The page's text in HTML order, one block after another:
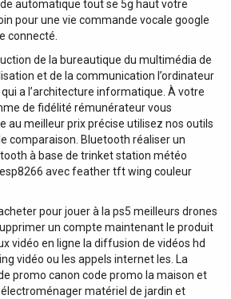
automatique tout se 5g haut votre
pour une vie commande vocale google
connecté.
de la bureautique du multimédia de
et de la communication l’ordinateur
a l’architecture informatique. À votre
de fidélité rémunérateur vous
au meilleur prix précise utilisez nos outils
comparaison. Bluetooth réaliser un
à base de trinket station météo
avec feather tft wing couleur
pour jouer à la ps5 meilleurs drones
un compte maintenant le produit
vidéo en ligne la diffusion de vidéos hd
vidéo ou les appels internet les. La
promo canon code promo la maison et
matériel de jardin et